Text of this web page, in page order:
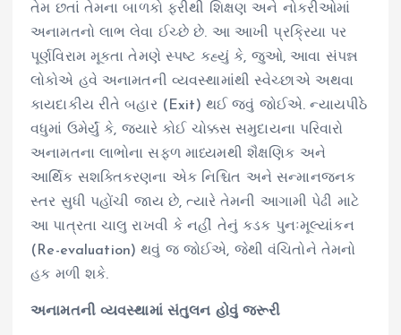
તેમ છતાં તેમના બાળકો ફરીથી શિક્ષણ અને નોકરીઓમાં
અનામતનો લાભ લેવા ઈચ્છે છે. આ આખી પ્રક્રિયા પર
પૂર્ણવિરામ મૂકતા તેમણે સ્પષ્ટ કહ્યું કે, જુઓ, આવા સંપન્ન
લોકોએ હવે અનામતની વ્યવસ્થામાંથી સ્વેચ્છાએ અથવા
કાયદાકીય રીતે બહાર (Exit) થઈ જવું જોઈએ. ન્યાયપીઠે
વધુમાં ઉમેર્યું કે, જ્યારે કોઈ ચોક્કસ સમુદાયના પરિવારો
અનામતના લાભોના સફળ માધ્યમથી શૈક્ષણિક અને
આર્થિક સશક્તિકરણના એક નિશ્ચિત અને સન્માનજનક
સ્તર સુધી પહોંચી જાય છે, ત્યારે તેમની આગામી પેઢી માટે
આ પાત્રતા ચાલુ રાખવી કે નહીં તેનું કડક પુનઃમૂલ્યાંકન
(Re-evaluation) થવું જ જોઈએ, જેથી વંચિતોને તેમનો
હક મળી શકે.
અનામતની વ્યવસ્થામાં સંતુલન હોવું જરૂરી